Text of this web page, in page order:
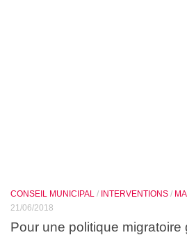
CONSEIL MUNICIPAL / INTERVENTIONS /
21/06/2018
Pour une politique